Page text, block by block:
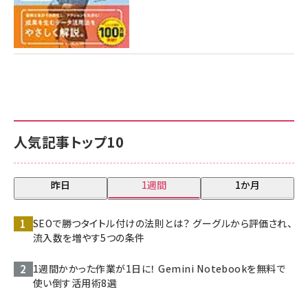
人気記事トップ10
昨日 1週間 1か月
SEOで勝つタイトル付けの法則とは？ グーグルから評価され、
流入数を増やす5つの条件
1週間かかった作業が1日に！ Gemini Notebookを無料で
使い倒す活用術8選